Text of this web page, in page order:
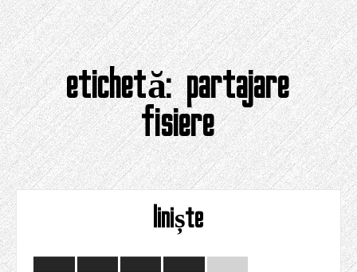
etichetă:partajare
fisiere
liniște